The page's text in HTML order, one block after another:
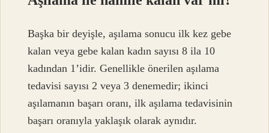
Başka bir deyişle, aşılama sonucu ilk kez gebe
kalan veya gebe kalan kadın sayısı 8 ila 10
kadından 1’idir. Genellikle önerilen aşılama
tedavisi sayısı 2 veya 3 denemedir; ikinci
aşılamanın başarı oranı, ilk aşılama tedavisinin
başarı oranıyla yaklaşık olarak aynıdır.